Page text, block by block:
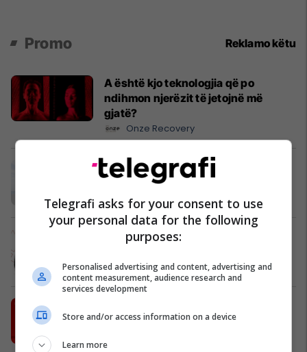
Promo Reklamo këtu
A është kjo teknologjia që po
ndihmon njerëzit të jetojnë më
gjatë?
Onze Recovery
Banesë për pushime familjare -
Holiday In 2
Edil Project
Alba Health drejt hapjes zyrtare:
Alba Health
Interex
Telegrafi asks for your consent to use
your personal data for the following
purposes:
Personalised advertising and content, advertising and
content measurement, audience research and
services development
Store and/or access information on a device
Learn more